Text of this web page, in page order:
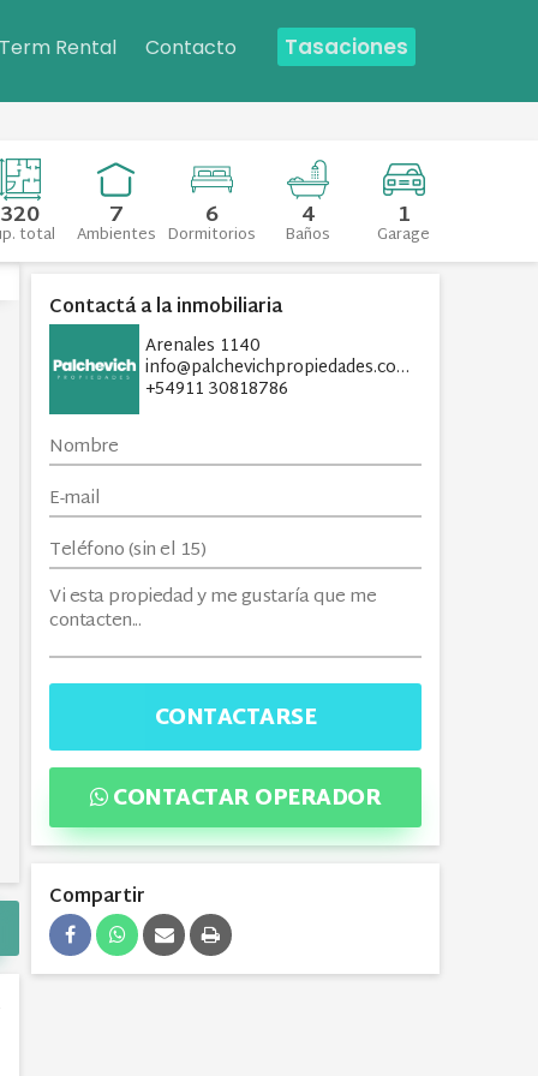
Rental Contacto Tasaciones
320total 7
Ambientes 6
Dormitorios 4
Baños 1
Garage
Contactá a la inmobiliaria
Arenales 1140
info@palchevichpropiedades.com
+54911 30818786
CONTACTARSE
CONTACTAR OPERADOR
Compartir